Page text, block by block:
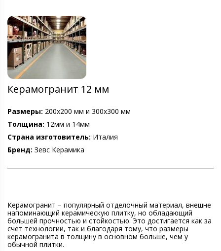
Керамогранит 12 мм
Размеры: 200х200 мм и 300х300 мм
Толщина: 12мм и 14мм
Страна изготовитель: Италия
Бренд: Зевс Керамика
Керамогранит – популярный отделочный материал, внешне
напоминающий керамическую плитку, но обладающий
большей прочностью и стойкостью. Это достигается как за
счет технологии, так и благодаря тому, что размеры
керамогранита в толщину в основном больше, чем у
обычной плитки.